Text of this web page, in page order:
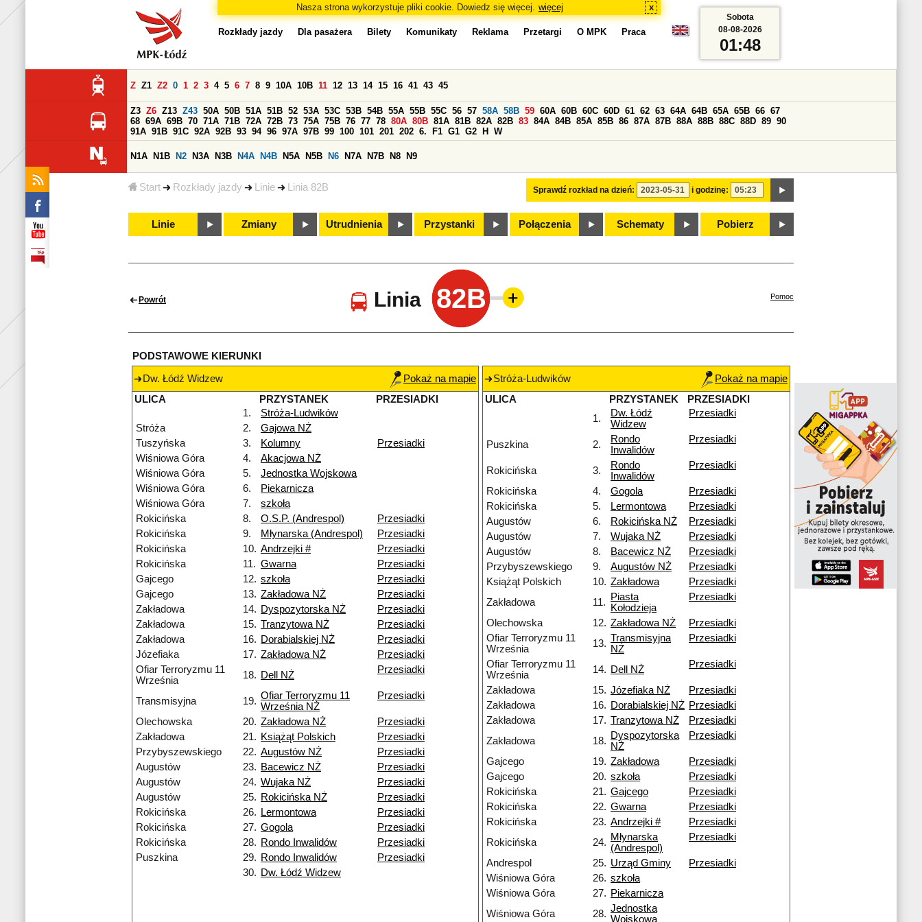
Nasza strona wykorzystuje pliki cookie. Dowiedz się więcej. więcej x
Start Rozkłady jazdy Linie Linia 82B
Rozkłady jazdy Dla pasażera Bilety Komunikaty Reklama Przetargi O MPK Praca
Sprawdź rozkład na dzień: i godzinę:
Z Z1 Z2 0 1 2 3 4 5 6 7 8 9 10A 10B 11 12 13 14 15 16 41 43 45
Z3 Z6 Z13 Z43 50A 50B 51A 51B 52 53A 53C 53B 54B 55A 55B 55C 56 57 58A 58B 59 60A 60B 60C 60D 61 62 63 64A 64B 65A 65B 66 67
68 69A 69B 70 71A 71B 72A 72B 73 75A 75B 76 77 78 80A 80B 81A 81B 82A 82B 83 84A 84B 85A 85B 86 87A 87B 88A 88B 88C 88D 89 90
91A 91B 91C 92A 92B 93 94 96 97A 97B 99 100 101 201 202 6. F1 G1 G2 H W
N1A N1B N2 N3A N3B N4A N4B N5A N5B N6 N7A N7B N8 N9
Linie Zmiany Utrudnienia Przystanki Połączenia Schematy Pobierz
Sobota
08-08-2026
01:48
Powrót Linia 82B Pomoc
PODSTAWOWE KIERUNKI
Dw. Łódź Widzew
Pokaż na mapie
ULICA
PRZYSTANEK
PRZESIADKI
1.
Stróża-Ludwików
Stróża
2.
Gajowa NŻ
Tuszyńska
3. Kolumny
Przesiadki
Wiśniowa Góra
4.
Akacjowa NŻ
Wiśniowa Góra
5.
Jednostka Wojskowa
Wiśniowa Góra
6.
Piekarnicza
Wiśniowa Góra
7.
szkoła
Rokicińska
8. O.S.P. (Andrespol)
Przesiadki
Rokicińska
9. Młynarska (Andrespol)
Przesiadki
Rokicińska
10. Andrzejki #
Przesiadki
Rokicińska
11. Gwarna
Przesiadki
Gajcego
12. szkoła
Przesiadki
Gajcego
13. Zakładowa NŻ
Przesiadki
Zakładowa
14. Dyspozytorska NŻ
Przesiadki
Zakładowa
15. Tranzytowa NŻ
Przesiadki
Zakładowa
16. Dorabialskiej NŻ
Przesiadki
Józefiaka
17. Zakładowa NŻ
Przesiadki
Ofiar Terroryzmu 11
Września
18. Dell NŻ Przesiadki
Transmisyjna 19. Ofiar Terroryzmu 11
Września NŻ
Przesiadki
Olechowska 20. Zakładowa NŻ
Przesiadki
Zakładowa
21. Książąt Polskich
Przesiadki
Przybyszewskiego
22. Augustów NŻ
Przesiadki
Augustów
23. Bacewicz NŻ
Przesiadki
Augustów
24. Wujaka NŻ
Przesiadki
Augustów
25. Rokicińska NŻ
Przesiadki
Rokicińska
26. Lermontowa
Przesiadki
Rokicińska
27. Gogola
Przesiadki
Rokicińska
28. Rondo Inwalidów
Przesiadki
Puszkina
29. Rondo Inwalidów
Przesiadki
30. Dw. Łódź Widzew
Stróża-Ludwików
Pokaż na mapie
ULICA
PRZYSTANEK
PRZESIADKI
1.
Dw. Łódź
Widzew
Przesiadki
Puszkina 2.
Rondo
Inwalidów
Przesiadki
Rokicińska 3.
Rondo
Inwalidów
Przesiadki
Rokicińska 4. Gogola
Przesiadki
Rokicińska
5. Lermontowa
Przesiadki
Augustów
6. Rokicińska NŻ
Przesiadki
Augustów
7. Wujaka NŻ
Przesiadki
Augustów
8. Bacewicz NŻ
Przesiadki
Przybyszewskiego
9. Augustów NŻ
Przesiadki
Książąt Polskich
10. Zakładowa
Przesiadki
Zakładowa
11.
Piasta
Kołodzieja
Przesiadki
Olechowska 12. Zakładowa NŻ
Przesiadki
Ofiar Terroryzmu 11
Września
13. Transmisyjna
NŻ
Przesiadki
Ofiar Terroryzmu 11
Września
14. Dell NŻ Przesiadki
Zakładowa 15. Józefiaka NŻ
Przesiadki
Zakładowa
16. Dorabialskiej NŻ Przesiadki
Zakładowa
17. Tranzytowa NŻ
Przesiadki
Zakładowa
18. Dyspozytorska
NŻ
Przesiadki
Gajcego 19. Zakładowa
Przesiadki
Gajcego
20. szkoła
Przesiadki
Rokicińska
21. Gajcego
Przesiadki
Rokicińska
22. Gwarna
Przesiadki
Rokicińska
23. Andrzejki #
Przesiadki
Rokicińska
24. Młynarska
(Andrespol)
Przesiadki
Andrespol 25. Urząd Gminy
Przesiadki
Wiśniowa Góra
26. szkoła
Wiśniowa Góra
27. Piekarnicza
Wiśniowa Góra
28. Jednostka
Wojskowa